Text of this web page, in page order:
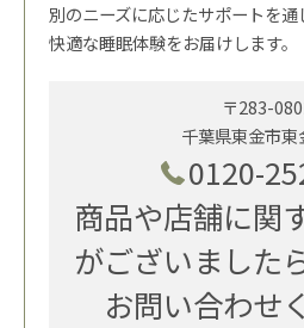
別のニーズに応じたサポートを
快適な睡眠体験をお届けします。
〒283-
千葉県東金市東
0120-
商品や店舗に関
がございました
お問い合わせ